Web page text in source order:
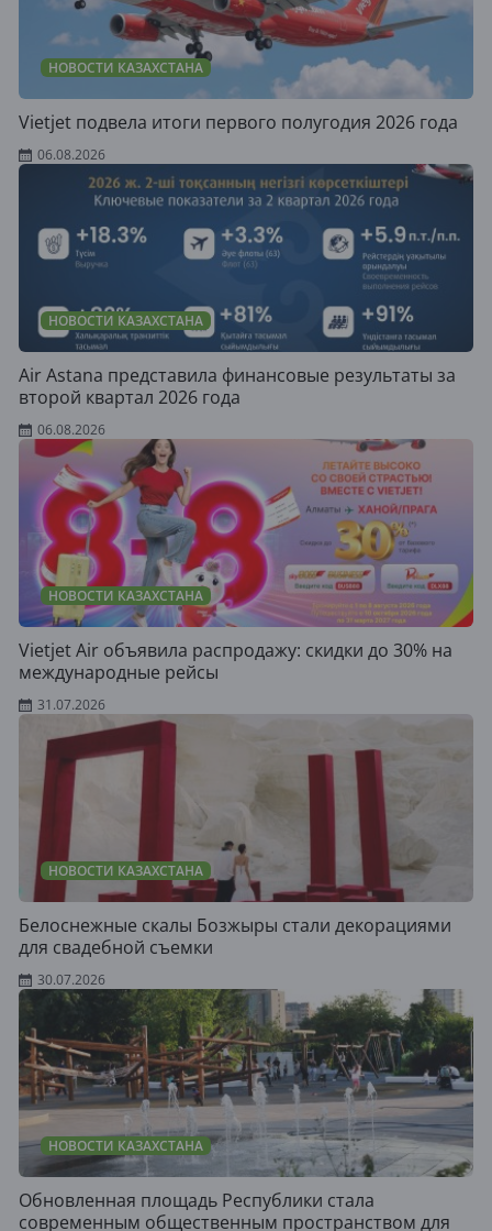
НОВОСТИ КАЗАХСТАНА
Vietjet подвела итоги первого полугодия 2026 года
06.08.2026
НОВОСТИ КАЗАХСТАНА
Air Astana представила финансовые результаты за
второй квартал 2026 года
06.08.2026
НОВОСТИ КАЗАХСТАНА
Vietjet Air объявила распродажу: скидки до 30% на
международные рейсы
31.07.2026
НОВОСТИ КАЗАХСТАНА
Белоснежные скалы Бозжыры стали декорациями
для свадебной съемки
30.07.2026
НОВОСТИ КАЗАХСТАНА
Обновленная площадь Республики стала
современным общественным пространством для